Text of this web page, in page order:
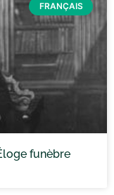
FRANÇAIS
funèbre